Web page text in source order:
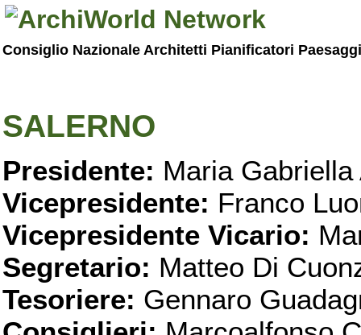
Consiglio Nazionale Architetti Pianificatori
SALERNO
Presidente: Maria Gabriella
Vicepresidente: Franco
Vicepresidente Vicario:
Segretario: Matteo Di
Tesoriere: Gennaro